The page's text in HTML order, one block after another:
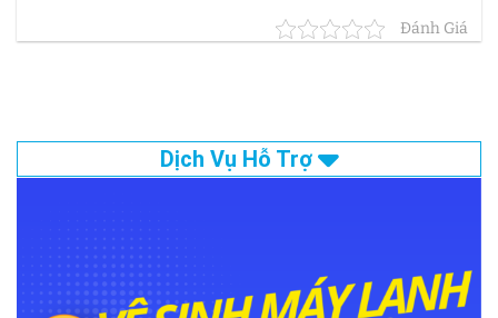
Đánh Giá
Dịch Vụ Hỗ Trợ